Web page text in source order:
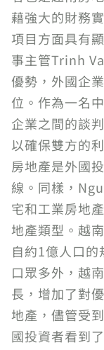
藉強大的財務
項目方面具有
事主管Trinh
優勢，外國企
位。作為一名
企業之間的談
以確保雙方的
房地產是外國
線。同樣，
宅和工業房地
地產類型。越
自約1億人口
口眾多外，越
長，增加了對
地產，儘管受
國投資者看到